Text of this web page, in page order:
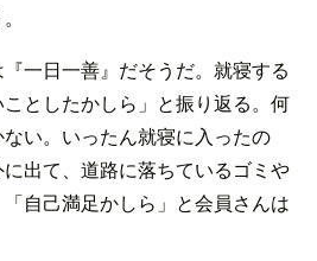
一日一善』だそうだ。就寝する
としたかしら」と振り返る。何
い。いったん就寝に入ったの
出て、道路に落ちているゴミや
自己満足かしら」と会員さんは